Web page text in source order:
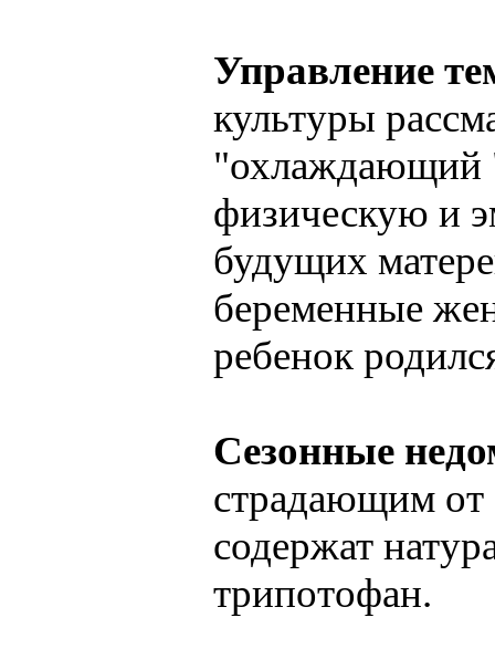
Управление
культуры
"охлаждающий
физическую и
будущих
беременные
ребенок
Сезонные
страдающим от
содержат
трипотофан.